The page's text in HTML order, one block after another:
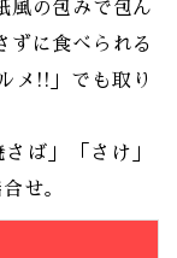
風の包みで包ん
ずに食べられる
メ!!」でも取り
ば」「さけ」
せ。